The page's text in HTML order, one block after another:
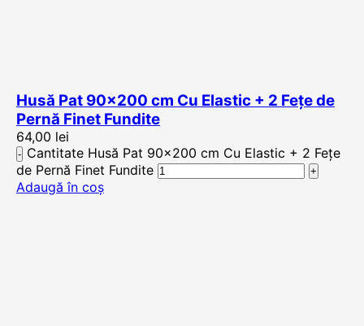
Husă Pat 90×200 cm Cu Elastic + 2 Fețe de
Pernă Finet Fundite
64,00 lei
Cantitate Husă Pat 90x200 cm Cu Elastic + 2 Fețe
de Pernă Finet Fundite
Adaugă în coș